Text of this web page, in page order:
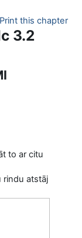
Print this chapter
3.2
to ar citu
rindu atstāj